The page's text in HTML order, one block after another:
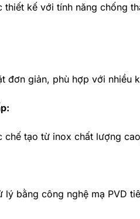
thiết kế với tính năng chống
đơn giản, phù hợp với nhiều
chế tạo từ inox chất lượng
lý bằng công nghệ mạ PVD